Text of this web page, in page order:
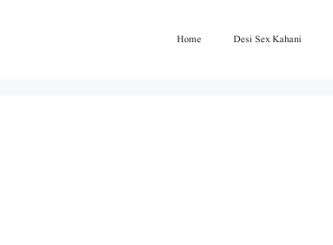
Home Desi Sex Kahani